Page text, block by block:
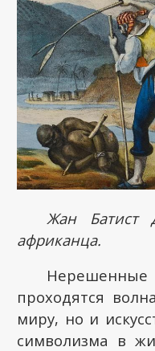
Жан Батист
африканца.
проходятся
миру, но и
символизма в